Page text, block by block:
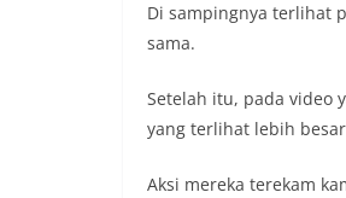
Di sampingnya terlihat
sama.
Setelah itu, pada video
yang terlihat lebih
Aksi mereka terekam